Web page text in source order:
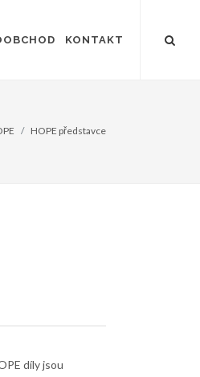
KONTAKT
HOPE představce
díly jsou